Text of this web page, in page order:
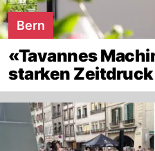
Bern
«Tavannes
starken Zeitdruck